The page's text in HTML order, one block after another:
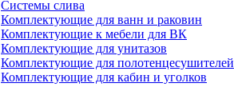
Системы слива
Комплектующие для ванн и раковин
Комплектующие к мебели для ВК
Комплектующие для унитазов
Комплектующие для полотенцесушителей
Комплектующие для кабин и уголков